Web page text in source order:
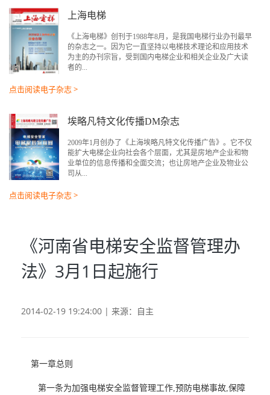
上海电梯
《上海电梯》创刊于1988年8月，是我国电梯行业办刊最早
的杂志之一。因为它一直坚持以电梯技术理论和应用技术
为主的办刊宗旨，受到国内电梯企业和相关企业及广大读
者的...
点击阅读电子杂志 >
埃略凡特文化传播DM杂志
2009年1月创办了《上海埃略凡特文化传播广告》。它不仅
能扩大电梯企业向社会各个层面，尤其是房地产企业和物
业单位的信息传播和全面交流；也让房地产企业及物业公
司从...
点击阅读电子杂志 >
《河南省电梯安全监督管理办
法》3月1日起施行
2014-02-19 19:24:00 | 来源：自主
第一章总则
第一条为加强电梯安全监督管理工作,预防电梯事故,保障